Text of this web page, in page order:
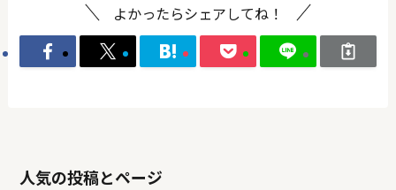
よかったらシェアしてね！
人気の投稿とページ